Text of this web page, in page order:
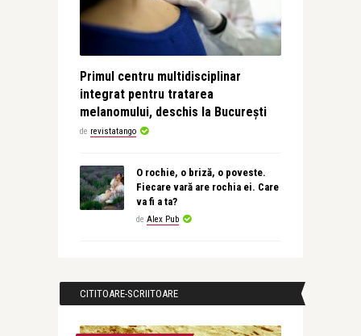
Primul centru multidisciplinar
integrat pentru tratarea
melanomului, deschis la București
de revistatango
O rochie, o briză, o poveste.
Fiecare vară are rochia ei. Care
va fi a ta?
de Alex Pub
CITITOARE-SCRIITOARE